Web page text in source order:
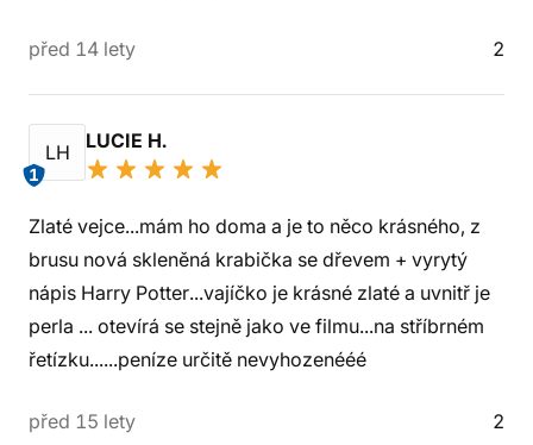
před 14 lety 2
LH
1
LUCIE H.
Zlaté vejce...mám ho doma a je to něco krásného, z
brusu nová skleněná krabička se dřevem + vyrytý
nápis Harry Potter...vajíčko je krásné zlaté a uvnitř je
perla ... otevírá se stejně jako ve filmu...na stříbrném
řetízku......peníze určitě nevyhozenééé
před 15 lety 2